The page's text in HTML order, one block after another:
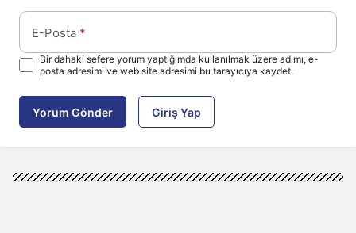
E-Posta *
Bir dahaki sefere yorum yaptığımda kullanılmak üzere adımı, e-
posta adresimi ve web site adresimi bu tarayıcıya kaydet.
Yorum Gönder Giriş Yap